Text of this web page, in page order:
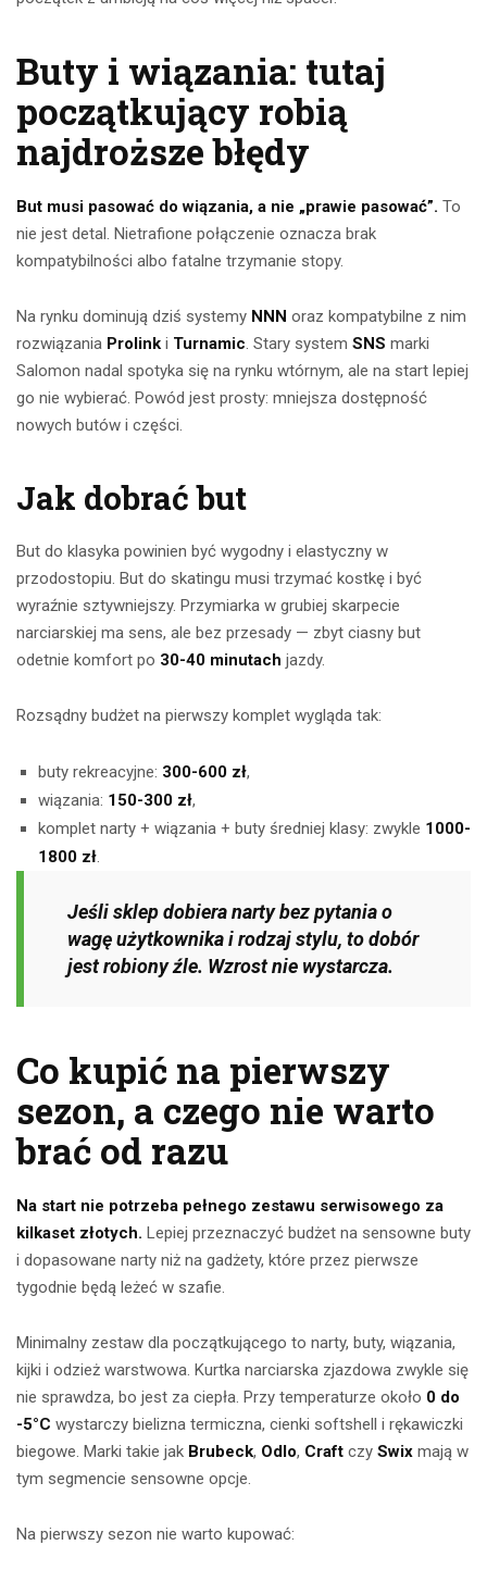
Buty i wiązania: tutaj
początkujący robią
najdroższe błędy
But musi pasować do wiązania, a nie „prawie pasować”. To
nie jest detal. Nietrafione połączenie oznacza brak
kompatybilności albo fatalne trzymanie stopy.
Na rynku dominują dziś systemy NNN oraz kompatybilne z nim
rozwiązania Prolink i Turnamic. Stary system SNS marki
Salomon nadal spotyka się na rynku wtórnym, ale na start lepiej
go nie wybierać. Powód jest prosty: mniejsza dostępność
nowych butów i części.
Jak dobrać but
But do klasyka powinien być wygodny i elastyczny w
przodostopiu. But do skatingu musi trzymać kostkę i być
wyraźnie sztywniejszy. Przymiarka w grubiej skarpecie
narciarskiej ma sens, ale bez przesady — zbyt ciasny but
odetnie komfort po 30-40 minutach jazdy.
Rozsądny budżet na pierwszy komplet wygląda tak:
buty rekreacyjne: 300-600 zł,
wiązania: 150-300 zł,
komplet narty + wiązania + buty średniej klasy: zwykle 1000-
1800 zł.
Jeśli sklep dobiera narty bez pytania o
wagę użytkownika i rodzaj stylu, to dobór
jest robiony źle. Wzrost nie wystarcza.
Co kupić na pierwszy
sezon, a czego nie warto
brać od razu
Na start nie potrzeba pełnego zestawu serwisowego za
kilkaset złotych. Lepiej przeznaczyć budżet na sensowne buty
i dopasowane narty niż na gadżety, które przez pierwsze
tygodnie będą leżeć w szafie.
Minimalny zestaw dla początkującego to narty, buty, wiązania,
kijki i odzież warstwowa. Kurtka narciarska zjazdowa zwykle się
nie sprawdza, bo jest za ciepła. Przy temperaturze około 0 do
-5°C wystarczy bielizna termiczna, cienki softshell i rękawiczki
biegowe. Marki takie jak Brubeck, Odlo, Craft czy Swix mają w
tym segmencie sensowne opcje.
Na pierwszy sezon nie warto kupować: